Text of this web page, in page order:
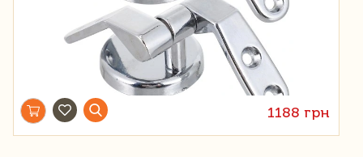
1188 грн